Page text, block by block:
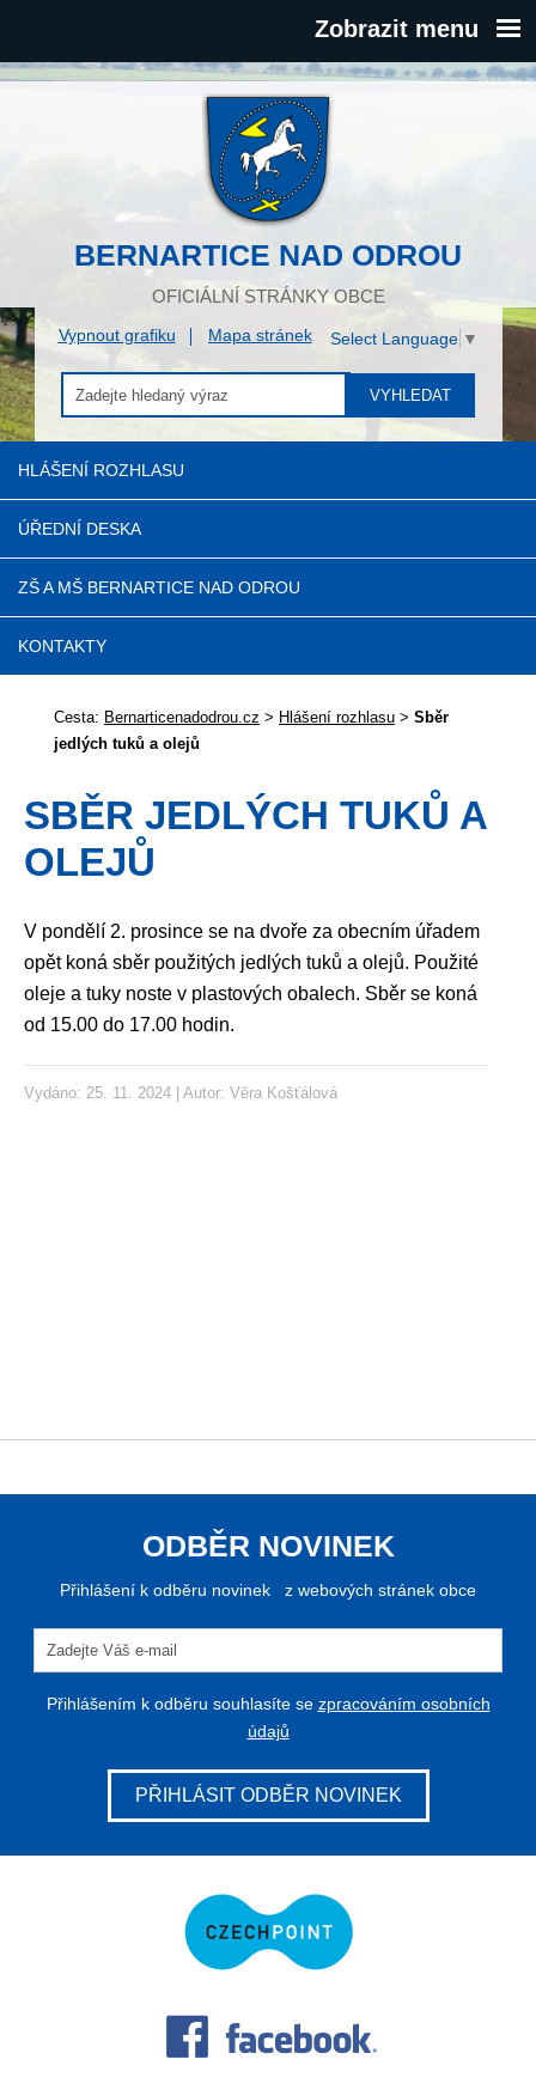
Zobrazit menu
BERNARTICE NAD ODROU
OFICIÁLNÍ STRÁNKY OBCE
Vypnout grafiku Mapa stránek Select Language ▼
VYHLEDAT
HLÁŠENÍ ROZHLASU
ÚŘEDNÍ DESKA
ZŠ A MŠ BERNARTICE NAD ODROU
KONTAKTY
Cesta: Bernarticenadodrou.cz > Hlášení rozhlasu > Sběr
jedlých tuků a olejů
SBĚR JEDLÝCH TUKŮ A
OLEJŮ
V pondělí 2. prosince se na dvoře za obecním úřadem
opět koná sběr použitých jedlých tuků a olejů. Použité
oleje a tuky noste v plastových obalech. Sběr se koná
od 15.00 do 17.00 hodin.
Vydáno: 25. 11. 2024 | Autor: Věra Košťálová
ODBĚR NOVINEK
Přihlášení k odběru novinek z webových stránek obce
Přihlášením k odběru souhlasíte se zpracováním osobních
údajů
PŘIHLÁSIT ODBĚR NOVINEK